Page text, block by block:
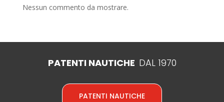
Nessun commento da mostrare.
PATENTI NAUTICHE DAL 1970
PATENTI NAUTICHE